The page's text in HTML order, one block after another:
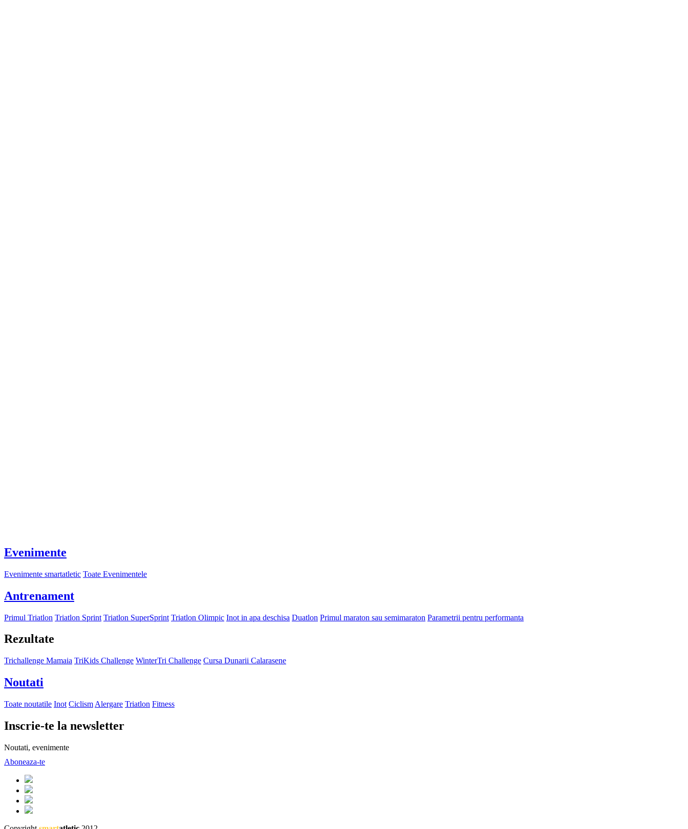
Evenimente
Evenimente smartatletic Toate Evenimentele
Antrenament
Primul Triatlon Triatlon Sprint Triatlon SuperSprint Triatlon Olimpic Inot in apa deschisa Duatlon Primul maraton sau semimaraton Parametrii pentru performanta
Rezultate
Trichallenge Mamaia TriKids Challenge WinterTri Challenge Cursa Dunarii Calarasene
Noutati
Toate noutatile Inot Ciclism Alergare Triatlon Fitness
Inscrie-te la newsletter
Noutati, evenimente
Aboneaza-te